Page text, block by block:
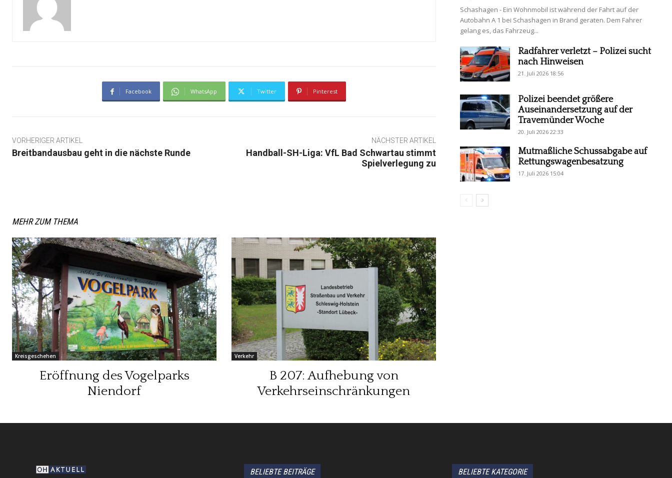
Facebook WhatsApp Twitter Pinterest
VORHERIGER ARTIKEL
Breitbandausbau geht in die nächste Runde
NÄCHSTER ARTIKEL
Handball-SH-Liga: VfL Bad Schwartau stimmt
Spielverlegung zu
MEHR ZUM THEMA
Kreisgeschehen
Eröffnung des Vogelparks
Niendorf
Verkehr
B 207: Aufhebung von
Verkehrseinschränkungen
Schashagen - Ein Wohnmobil ist während der Fahrt auf der
Autobahn A 1 bei Schashagen in Brand geraten. Dem Fahrer
gelang es, das Fahrzeug...
Radfahrer verletzt – Polizei sucht
nach Hinweisen
21. Juli 2026 18:56
Polizei beendet größere
Auseinandersetzung auf der
Travemünder Woche
20. Juli 2026 22:33
Mutmaßliche Schussabgabe auf
Rettungswagenbesatzung
17. Juli 2026 15:04
BELIEBTE BEITRÄGE BELIEBTE KATEGORIE